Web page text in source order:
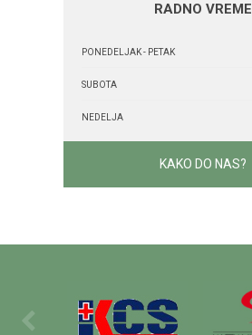
RADNO VREME
PONEDELJAK - PETAK
SUBOTA
NEDELJA
KAKO DO NAS?